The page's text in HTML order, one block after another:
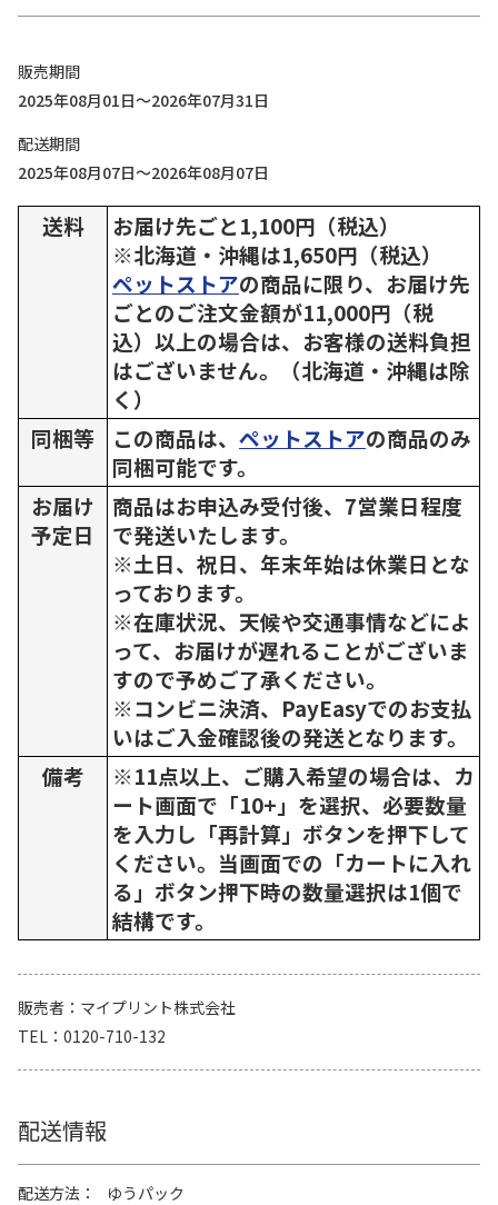
販売期間
2025年08月01日～2026年07月31日
配送期間
2025年08月07日～2026年08月07日
送料
お届け先ごと1,100円（税込）
※北海道・沖縄は1,650円（税込）
ペットストアの商品に限り、お届け先
ごとのご注文金額が11,000円（税
込）以上の場合は、お客様の送料負担
はございません。（北海道・沖縄は除
く）
同梱等
この商品は、 ペットストアの商品のみ
同梱可能です。
お届け
予定日
商品はお申込み受付後、7営業日程度
で発送いたします。
※土日、祝日、年末年始は休業日とな
っております。
※在庫状況、天候や交通事情などによ
って、お届けが遅れることがございま
すので予めご了承ください。
※コンビニ決済、PayEasyでのお支払
いはご入金確認後の発送となります。
備考
※11点以上、ご購入希望の場合は、カ
ート画面で「10+」を選択、必要数量
を入力し「再計算」ボタンを押下して
ください。当画面での「カートに入れ
る」ボタン押下時の数量選択は1個で
結構です。
販売者
マイプリント株式会社
TEL
0120-710-132
配送情報
配送方法
ゆうパック